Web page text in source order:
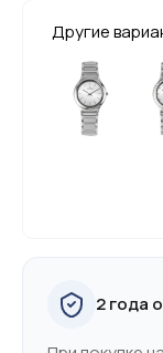
Другие
2 года